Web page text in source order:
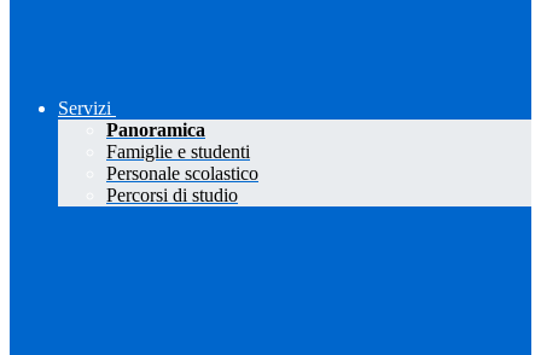
Servizi
Panoramica
Famiglie e studenti
Personale scolastico
Percorsi di studio